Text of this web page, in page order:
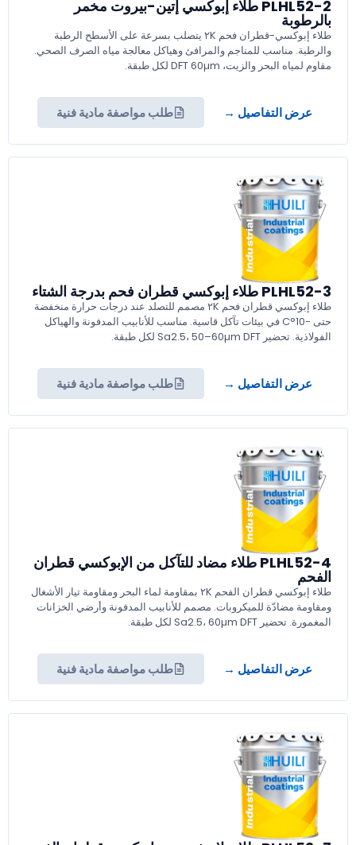
PLHL52-2 طلاء إبوكسي إتين-بيروت مخمر
بالرطوبة
طلاء إبوكسي-قطران فحم ٢K يتصلب بسرعة على الأسطح الرطبة
والرطبة. مناسب للمناجم والمرافئ وهياكل معالجة مياه الصرف الصحي.
مقاوم لمياه البحر والزيت، DFT 60µm لكل طبقة.
عرض التفاصيل → طلب مواصفة مادية فنية
PLHL52-3 طلاء إبوكسي قطران فحم بدرجة الشتاء
طلاء إبوكسي قطران فحم ٢K مصمم للتصلد عند درجات حرارة منخفضة
حتى -10°C في بيئات تآكل قاسية. مناسب للأنابيب المدفونة والهياكل
الفولاذية. تحضير Sa2.5، 50–60µm DFT لكل طبقة.
عرض التفاصيل → طلب مواصفة مادية فنية
PLHL52-4 طلاء مضاد للتآكل من الإبوكسي قطران
الفحم
طلاء إبوكسي قطران الفحم ٢K بمقاومة لماء البحر ومقاومة تيار الأشغال
ومقاومة مضادّة للميكروبات. مصمم للأنابيب المدفونة وأرضي الخزانات
المغمورة. تحضير Sa2.5، 60µm DFT لكل طبقة.
عرض التفاصيل → طلب مواصفة مادية فنية